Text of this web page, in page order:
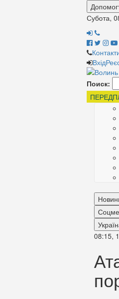
Субота,
Вхід
Поиск:
08:15,